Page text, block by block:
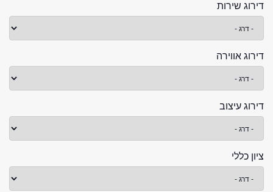
דירוג שירות
דירוג אווירה
דירוג עיצוב
ציון כללי